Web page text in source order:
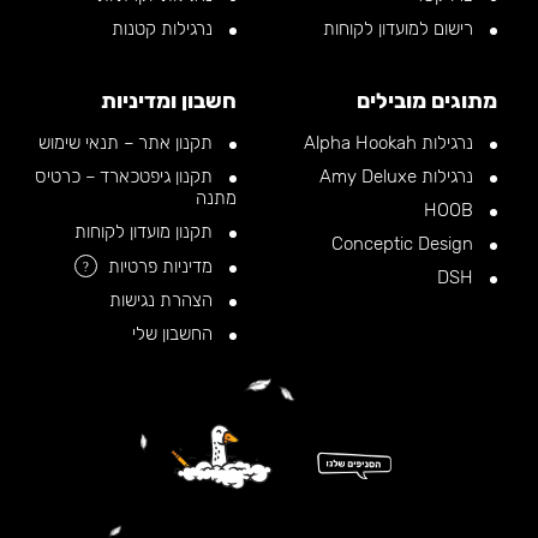
רישום למועדון לקוחות
נרגילות קטנות
מתוגים מובילים
נרגילות Alpha Hookah
נרגילות Amy Deluxe
חשבון ומדיניות
תקנון אתר – תנאי שימוש
תקנון גיפטכארד – כרטיס
מתנה
תקנון מועדון לקוחות
מדיניות פרטיות
?
הצהרת נגישות
החשבון שלי